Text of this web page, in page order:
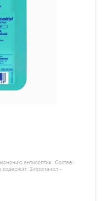
антисептик. Состав:
содержит: 2-пропанол -